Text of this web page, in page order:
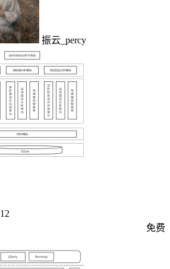
振云_percy
12
免费